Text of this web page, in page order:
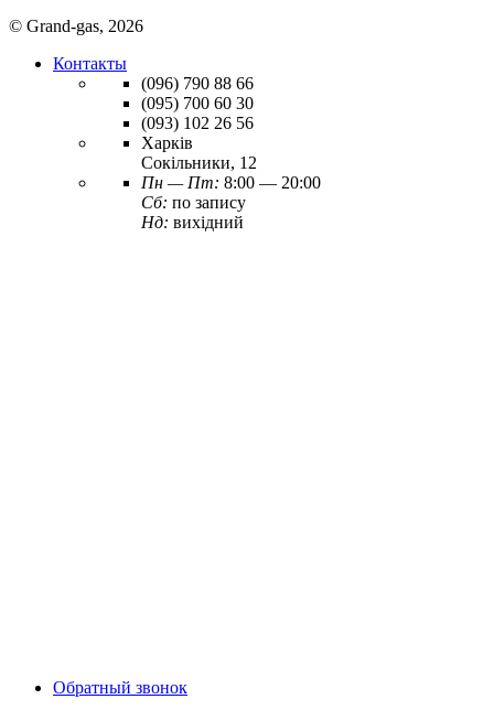
© Grand-gas, 2026
Контакты
(096) 790 88 66
(095) 700 60 30
(093) 102 26 56
Харків
Сокільники, 12
Пн — Пт: 8:00 — 20:00
Сб: по запису
Нд: вихідний
Обратный звонок